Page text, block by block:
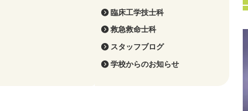
臨床工学技士科
救急救命士科
スタッフブログ
学校からのお知らせ